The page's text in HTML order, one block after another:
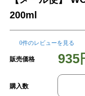
200ml
0件のレビューを見る
販売価格 935
購入数